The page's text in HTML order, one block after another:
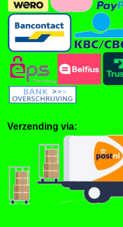
Verzending via: